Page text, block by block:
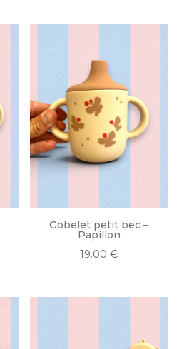
Gobelet petit bec –
Papillon
19.00€